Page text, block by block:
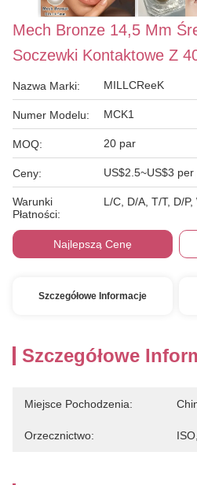
Mech Bronze 14,5 Mm
Soczewki Kontaktowe Z
Nazwa Marki: MILLCReeK
Numer Modelu: MCK1
MOQ: 20 par
Ceny: US$2.5~US$3 per
Warunki
Płatności:
L/C, D/A, T/T, D/
Najlepszą Cenę
Szczegółowe Informacje
Szczegółowe
Miejsce Pochodzenia:
Orzecznictwo: